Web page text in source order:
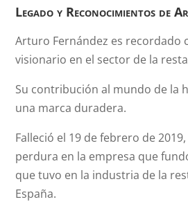
Legado y Reconocimientos de
Arturo Fernández es recordado
visionario en el sector de la
Su contribución al mundo de la
una marca duradera.
Falleció el 19 de febrero de
perdura en la empresa que
que tuvo en la industria de la
España.